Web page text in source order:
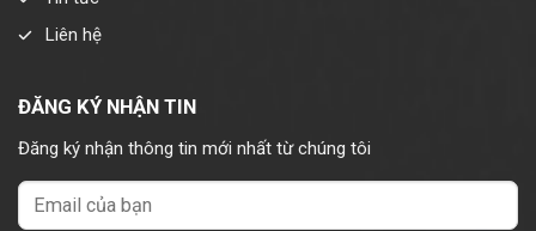
Liên hệ
ĐĂNG KÝ NHẬN TIN
Đăng ký nhận thông tin mới nhất từ chúng tôi